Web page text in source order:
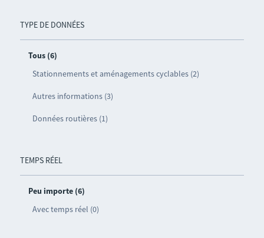
TYPE DE DONNÉES
Tous (6)
Stationnements et aménagements cyclables (2)
Autres informations (3)
Données routières (1)
TEMPS RÉEL
Peu importe (6)
Avec temps réel (0)